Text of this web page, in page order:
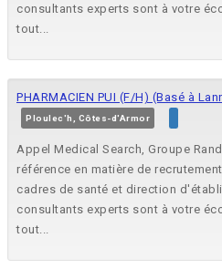
consultants experts sont à votre
tout...
PHARMACIEN PUI (F/H) (Basé à
Ploulec'h, Côtes-d'Armor
Appel Medical Search, Groupe
référence en matière de
cadres de santé et direction
consultants experts sont à votre
tout...